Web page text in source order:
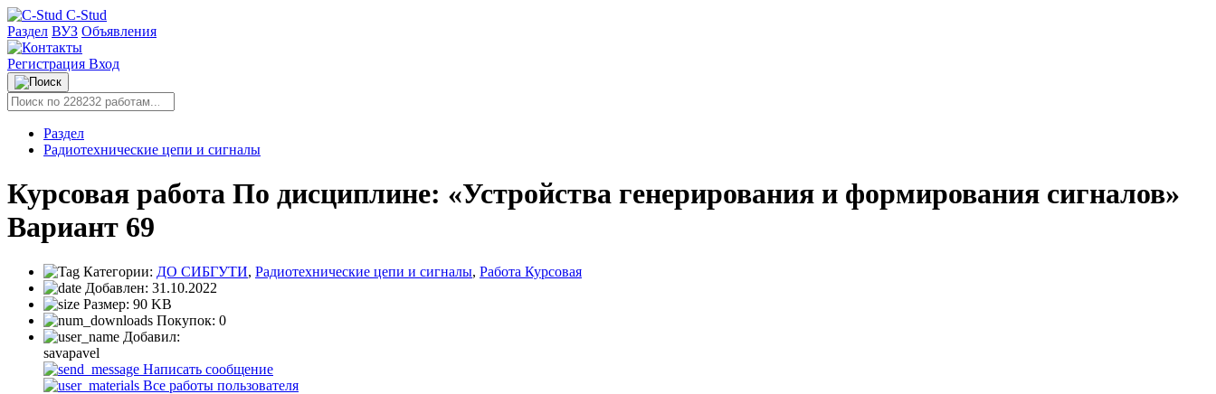
C-Stud
Раздел ВУЗ Объявления
Регистрация Вход
Раздел
Радиотехнические цепи и сигналы
Курсовая работа По дисциплине: «Устройства генерирования и формирования сигналов»
Вариант 69
Категории: ДО СИБГУТИ, Радиотехнические цепи и сигналы, Работа Курсовая
Добавлен: 31.10.2022
Размер: 90 KB
Покупок: 0
Добавил:
savapavel
Написать сообщение
Все работы пользователя